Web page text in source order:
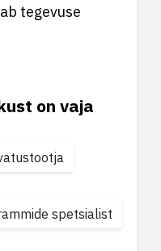
tegevuse
on vaja
spetsialist